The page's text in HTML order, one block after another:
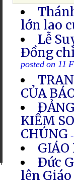
lớn lao
Lễ
Ðồng
posted on 11
CỦA
KIỂM
CHÚNG
Ðức
lên